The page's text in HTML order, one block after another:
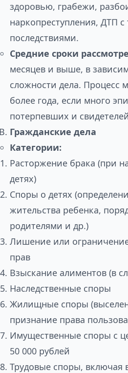
здоровью, грабежи,
наркопреступления, ДТП
последствиями.
Средние сроки
месяцев и выше, в
сложности дела. Процесс
более года, если много
потерпевших и
Гражданские дела
Категории:
Расторжение брака (при
детях)
Споры о детях
жительства ребенка,
родителями и др.)
Лишение или
прав
Взыскание алиментов (в
Наследственные споры
Жилищные споры
признание права
Имущественные споры с
50 000 рублей
Трудовые споры, включая